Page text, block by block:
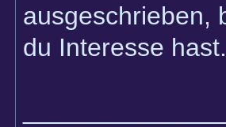
ausgeschrieben,
du Interesse hast.